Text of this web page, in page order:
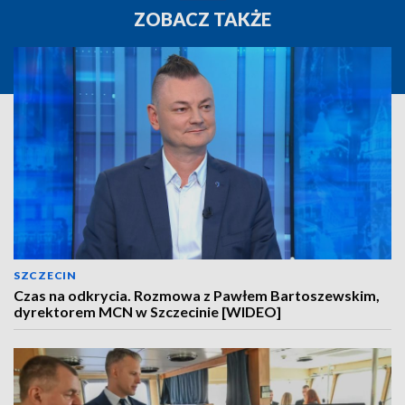
ZOBACZ TAKŻE
SZCZECIN
Czas na odkrycia. Rozmowa z Pawłem Bartoszewskim,
dyrektorem MCN w Szczecinie [WIDEO]